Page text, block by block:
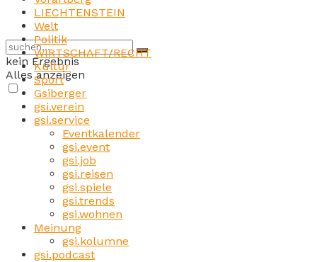
kein Ergebnis
Alles anzeigen
LIECHTENSTEIN
Welt
Politik
WIRTSCHAFT/RECHT
Kultur
Sport
Gsiberger
gsi.verein
gsi.service
Eventkalender
gsi.event
gsi.job
gsi.reisen
gsi.spiele
gsi.trends
gsi.wohnen
Meinung
gsi.kolumne
gsi.podcast